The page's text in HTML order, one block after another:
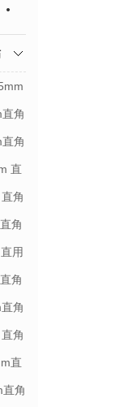
角
角
直
角
角
用
角
角
角
直
角